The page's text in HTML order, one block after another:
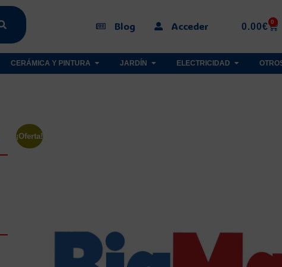
Blog Acceder 0.00€ 0
CERÁMICA Y PINTURA JARDÍN ELECTRICIDAD
¡Oferta!